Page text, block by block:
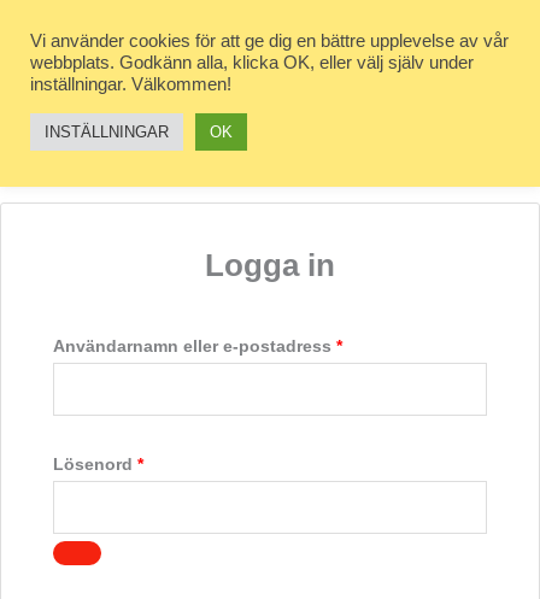
innehåll
Mitt konto
Logga in
Användarnamn eller e-postadress *Obligatoriskt
Lösenord *Obligatoriskt
Vi använder cookies för att ge dig en bättre upplevelse av vår
webbplats. Godkänn alla, klicka OK, eller välj själv under
inställningar. Välkommen!
INSTÄLLNINGAR OK